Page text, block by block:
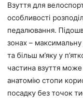
Взуття для
особливості
педалювання.
зонах – максимальну
та більш м’яку у
частина взуття може
анатомію стопи
посадку без точок